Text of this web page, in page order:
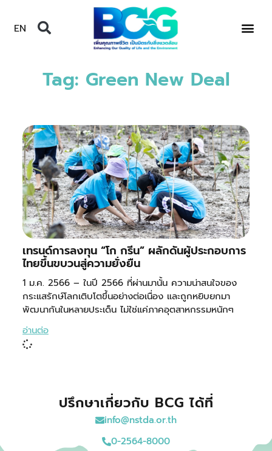
EN
Tag: Green New Deal
เทรนด์การลงทุน “โก กรีน” ผลักดันผู้ประกอบการ
ไทยขึ้นขบวนสู่ความยั่งยืน
1 ม.ค. 2566 – ในปี 2566 ที่ผ่านมานั้น ความน่าสนใจของ
กระแสรักษ์โลกเติบโตขึ้นอย่างต่อเนื่อง และถูกหยิบยกมา
พัฒนากันในหลายประเด็น ไม่ใช่แค่ภาคอุตสาหกรรมหนักๆ
อ่านต่อ
ปรึกษาเกี่ยวกับ BCG ได้ที่
info@nstda.or.th
0-2564-8000